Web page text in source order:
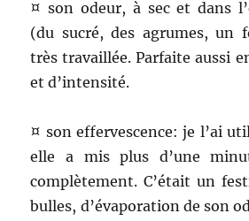
¤ son odeur, à sec et dans
(du sucré, des agrumes, un
très travaillée. Parfaite aussi
et d’intensité.
¤ son effervescence: je l’ai
elle a mis plus d’une
complètement. C’était un
bulles, d’évaporation de son